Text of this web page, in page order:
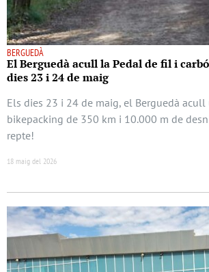
BERGUEDÀ
El Berguedà acull la Pedal de fil i
dies 23 i 24 de maig
Els dies 23 i 24 de maig, el Berguedà
bikepacking de 350 km i 10.000 m de
repte!
18 maig del 2026